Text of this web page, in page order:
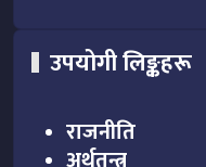
उपयोगी लिङ्कहरू
राजनीति